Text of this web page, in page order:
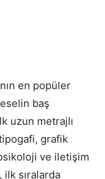
en popüler
baş
uzun metrajlı
grafik
ve iletişim
sıralarda